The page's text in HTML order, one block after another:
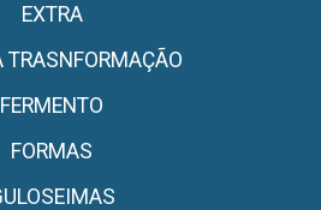
EXTRA
TRASNFORMAÇÃO
FERMENTO
FORMAS